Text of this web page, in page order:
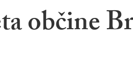
občine